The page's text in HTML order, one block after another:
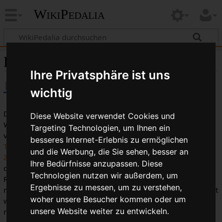
Ihre Privatsphäre ist uns
wichtig
Diese Website verwendet Cookies und
Targeting Technologien, um Ihnen ein
besseres Internet-Erlebnis zu ermöglichen
und die Werbung, die Sie sehen, besser an
Ihre Bedürfnisse anzupassen. Diese
Technologien nutzen wir außerdem, um
Ergebnisse zu messen, um zu verstehen,
woher unsere Besucher kommen oder um
unsere Website weiter zu entwickeln.
WikiPedalia
Demultiplier
Der Demultiplieroder auchDemultiplicatorist ein
Winkelhebel, der vonSimplexals Zusatz zu Ihren
vermarktet wurde. Er wurde am Sitzrohr
direkt über dem
Tretlagergehäuse montiert und hatte die Funktion einer
Zugführung . Es waren jedoch zwei Züge und nicht ein
durchgängigerZugbefestigt, die an unterschiedlichen
Radien der Drehachse angebracht waren. Dadurch konnte
man mit den Barcons noch einigermaßen gut schalten, selbst
wenn am anderen Ende ein uraltes SimplexSchaltwerk
montiert war.